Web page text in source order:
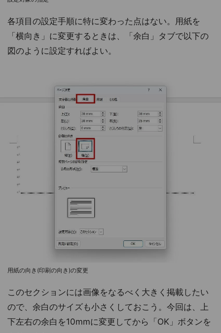
各項目の設定手順に特に変わった点はない。用紙を
「横向き」に変更するときは、「余白」タブで以下の
図のように設定すればよい。
用紙の向き(印刷の向き)の変更
このセクションには画像をなるべく大きく掲載したい
ので、余白のサイズも小さくしておこう。今回は、上
下左右の余白を10mmに変更してから「OK」ボタンを